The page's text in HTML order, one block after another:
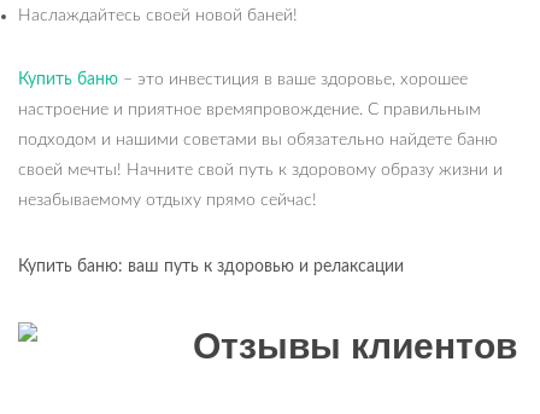
Наслаждайтесь своей новой баней!
Купить баню – это инвестиция в ваше здоровье, хорошее
настроение и приятное времяпровождение. С правильным
подходом и нашими советами вы обязательно найдете баню
своей мечты! Начните свой путь к здоровому образу жизни и
незабываемому отдыху прямо сейчас!
Купить баню: ваш путь к здоровью и релаксации
Отзывы клиентов